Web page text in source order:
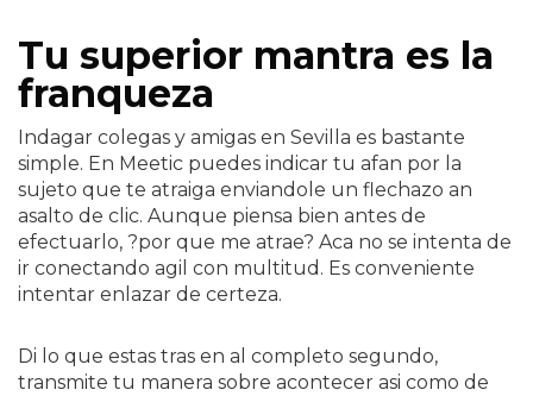
Tu superior mantra es la
franqueza
Indagar colegas y amigas en Sevilla es bastante
simple. En Meetic puedes indicar tu afan por la
sujeto que te atraiga enviandole un flechazo an
asalto de clic. Aunque piensa bien antes de
efectuarlo, ?por que me atrae? Aca no se intenta de
ir conectando agil con multitud. Es conveniente
intentar enlazar de certeza.
Di lo que estas tras en al completo segundo,
transmite tu manera sobre acontecer asi­ como de